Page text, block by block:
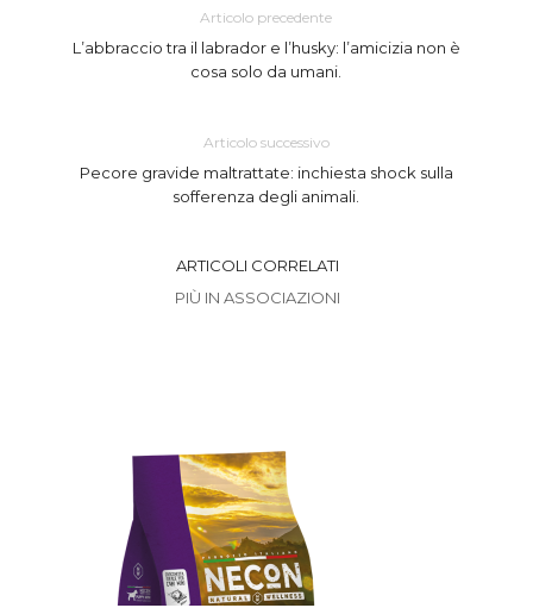
Articolo precedente
Lʼabbraccio tra il labrador e lʼhusky: lʼamicizia non è
cosa solo da umani.
Articolo successivo
Pecore gravide maltrattate: inchiesta shock sulla
sofferenza degli animali.
ARTICOLI CORRELATI
PIÙ IN ASSOCIAZIONI